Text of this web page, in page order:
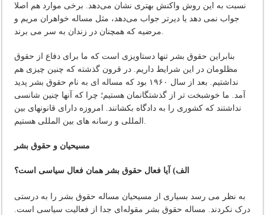
نسبت به این روش واکنش بهتری نشان می‌دهد. برخی موارد هم اصلا
جواب نمی دهد یا دیرتر جواب می‌دهد، مثل مساله خواهران مریم و
مرضیه که همچنان در زندان به سر می برند.
بنابراین حقوق بشر تنها دستاویزی است که ما برای دفاع از حقوق
مظلومان در این شرایط داریم. در قرون گذشته که چنین چیزی هم
نداشتیم. بعد از سال ۱۹۶۰ بود که مساله ای به نام حقوق بشر پدید
آمد. ما خوشبخت تر از گذشتگانمان هستیم؛ چرا که آنها چنین شانسی
نداشتند که کشوری را به دادگاه بکشانند. امروزه دارای قانونهای بین
المللی و رسانه های بین المللی هستیم.
مسیحیان و حقوق بشر
الف) آیا فعال حقوق بشر همان فعال سیاسی است؟
به نظر می رسد بسیاری از مسیحیان مساله حقوق بشر را به درستی
درک نکردند. مساله حقوق بشر مقوله‌ای جدا از فعالیت سیاسی است.